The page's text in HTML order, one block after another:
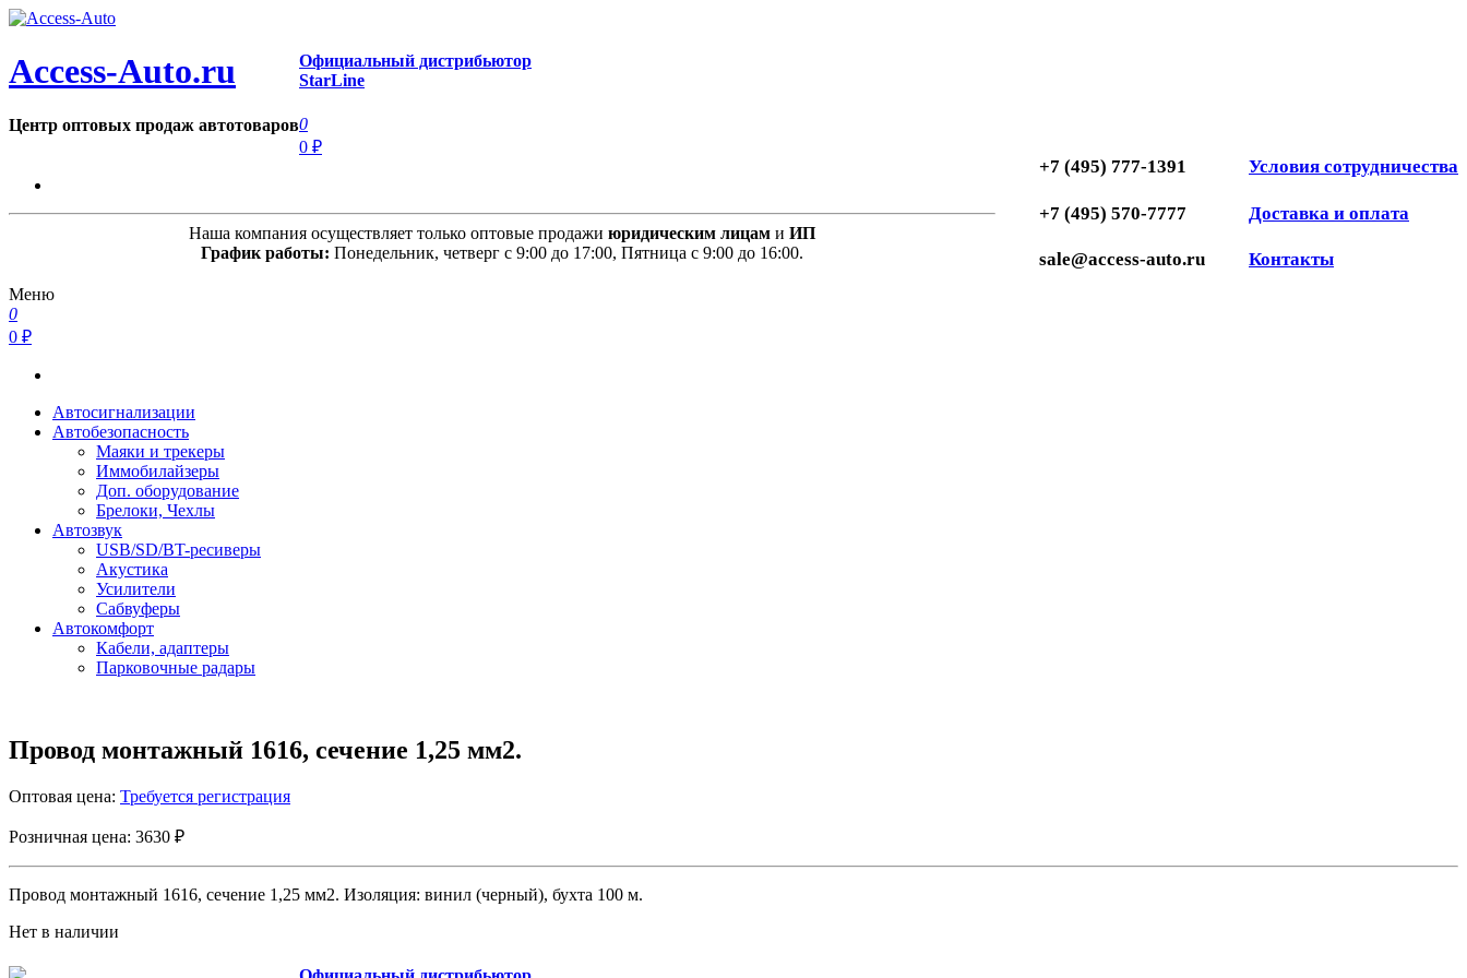
Access-Auto.ru
Центр оптовых продаж автотоваров
Официальный дистрибьютор
StarLine
Условия сотрудничества
Доставка и оплата
Контакты
+7 (495) 777-1391
+7 (495) 570-7777
sale@access-auto.ru
0
0 ₽
Наша компания осуществляет только оптовые продажи юридическим лицам и ИП
График работы: Понедельник, четверг с 9:00 до 17:00, Пятница с 9:00 до 16:00.
Меню
0
0 ₽
Автосигнализации
Автобезопасность
Маяки и трекеры
Иммобилайзеры
Доп. оборудование
Брелоки, Чехлы
Автозвук
USB/SD/BT-ресиверы
Акустика
Усилители
Сабвуферы
Автокомфорт
Кабели, адаптеры
Парковочные радары
Провод монтажный 1616, сечение 1,25 мм2.
Оптовая цена: Требуется регистрация
Розничная цена: 3630 ₽
Провод монтажный 1616, сечение 1,25 мм2. Изоляция: винил (черный), бухта 100 м.
Нет в наличии